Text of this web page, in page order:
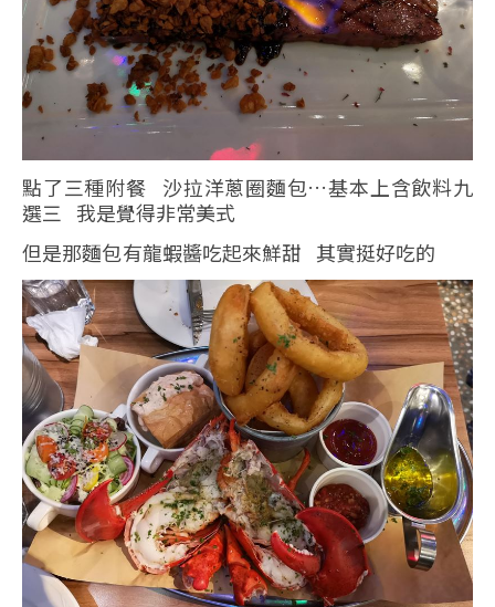
點了三種附餐 沙拉洋蔥圈麵包…基本上含飲料九
選三 我是覺得非常美式
但是那麵包有龍蝦醬吃起來鮮甜 其實挺好吃的